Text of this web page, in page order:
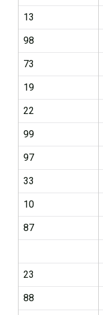
13
98
73
19
22
99
97
33
10
87
23
88